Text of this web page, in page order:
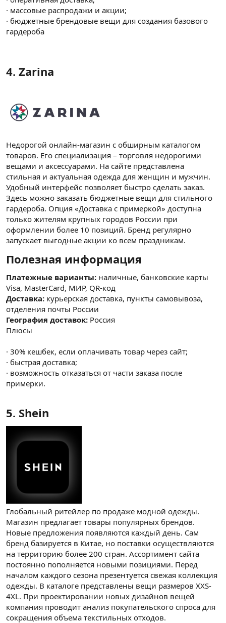
· массовые распродажи и акции;
· бюджетные брендовые вещи для создания базового
гардероба
4. Zarina​
Недорогой онлайн-магазин с обширным каталогом
товаров. Его специализация – торговля недорогими
вещами и аксессуарами. На сайте представлена
стильная и актуальная одежда для женщин и мужчин.
Удобный интерфейс позволяет быстро сделать заказ.
Здесь можно заказать бюджетные вещи для стильного
гардероба. Опция «Доставка с примеркой» доступна
только жителям крупных городов России при
оформлении более 10 позиций. Бренд регулярно
запускает выгодные акции ко всем праздникам.
Полезная информация​
Платежные варианты: наличные, банковские карты
Visa, MasterCard, МИР, QR-код
Доставка: курьерская доставка, пункты самовывоза,
отделения почты России
География доставок: Россия
Плюсы
· 30% кешбек, если оплачивать товар через сайт;
· быстрая доставка;
· возможность отказаться от части заказа после
примерки.
5. Shein​
Глобальный ритейлер по продаже модной одежды.
Магазин предлагает товары популярных брендов.
Новые предложения появляются каждый день. Сам
бренд базируется в Китае, но поставки осуществляются
на территорию более 200 стран. Ассортимент сайта
постоянно пополняется новыми позициями. Перед
началом каждого сезона презентуется свежая коллекция
одежды. В каталоге представлены вещи размеров XXS-
4XL. При проектировании новых дизайнов вещей
компания проводит анализ покупательского спроса для
сокращения объема текстильных отходов.